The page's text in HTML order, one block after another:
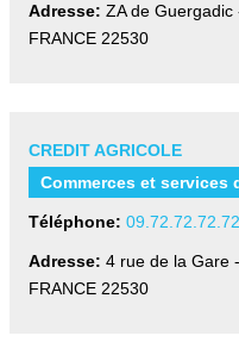
Adresse: ZA de
FRANCE 22530
CREDIT AGRICOLE
Commerces et services
Téléphone: 09.72.72.72.72
Adresse: 4 rue de la Gare
FRANCE 22530